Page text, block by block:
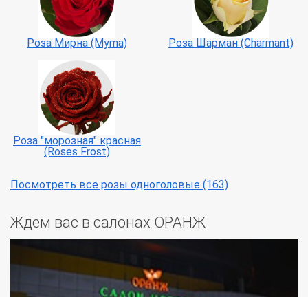
Роза Мирна (Myrna) Роза Шарман (Charmant)
Роза "морозная" красная
(Roses Frost)
Посмотреть все розы одноголовые (163)
Ждем вас в салонах ОРАНЖ